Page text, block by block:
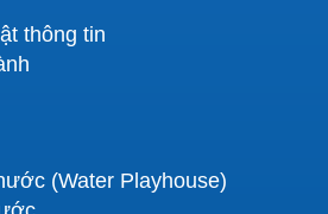
thông tin
(Water Playhouse)